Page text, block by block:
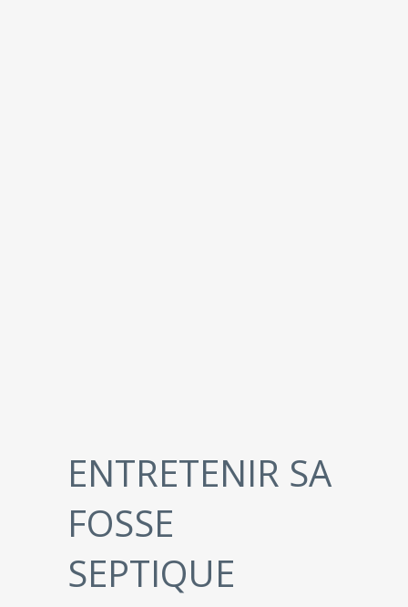
ENTRETENIR SA
FOSSE
SEPTIQUE